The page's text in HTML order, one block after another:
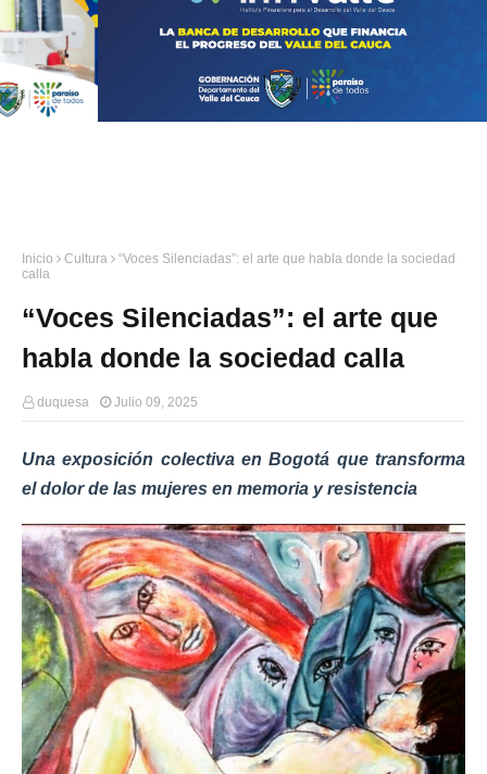
Inicio Cultura
“Voces Silenciadas”: el arte que habla donde la sociedad
calla
“Voces Silenciadas”: el arte que
habla donde la sociedad calla
duquesa Julio 09, 2025
Una exposición colectiva en Bogotá que transforma
el dolor de las mujeres en memoria y resistencia